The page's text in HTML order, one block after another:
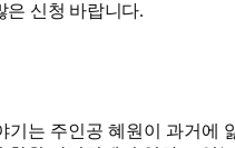
은 신청 바랍니다.
기는 주인공 혜원이 과거에